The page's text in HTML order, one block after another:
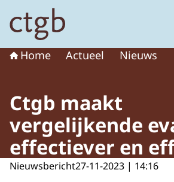
Naar de homepage van College
Home Actueel Nieuws
Ctgb maakt
vergelijkende
effectiever en
Nieuwsbericht27-11-2023 | 14:16